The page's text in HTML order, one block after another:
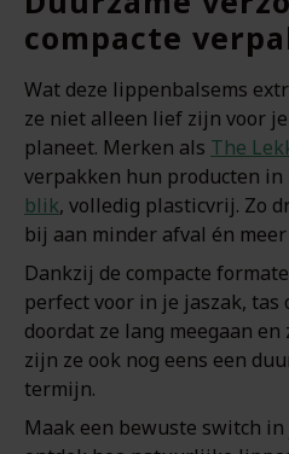
compacte
Wat deze lippenbalsems
ze niet alleen lief zijn voor
planeet. Merken als The
verpakken hun producten
blik, volledig plasticvrij. Zo
bij aan minder afval én
Dankzij de compacte
perfect voor in je jaszak, tas
doordat ze lang meegaan
zijn ze ook nog eens een
termijn.
Maak een bewuste switch